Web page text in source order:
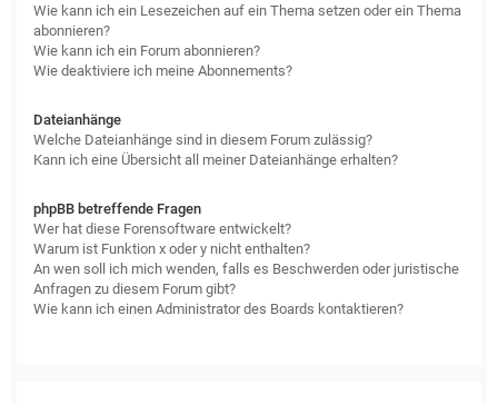
Wie kann ich ein Lesezeichen auf ein Thema setzen oder ein Thema
abonnieren?
Wie kann ich ein Forum abonnieren?
Wie deaktiviere ich meine Abonnements?
Dateianhänge
Welche Dateianhänge sind in diesem Forum zulässig?
Kann ich eine Übersicht all meiner Dateianhänge erhalten?
phpBB betreffende Fragen
Wer hat diese Forensoftware entwickelt?
Warum ist Funktion x oder y nicht enthalten?
An wen soll ich mich wenden, falls es Beschwerden oder juristische
Anfragen zu diesem Forum gibt?
Wie kann ich einen Administrator des Boards kontaktieren?